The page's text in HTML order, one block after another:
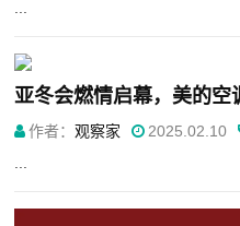
作者：观察家 2025.02.10